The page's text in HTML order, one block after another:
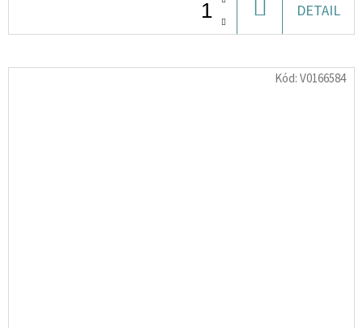
KOŠÍKU
DETAIL
Kód:V0166584